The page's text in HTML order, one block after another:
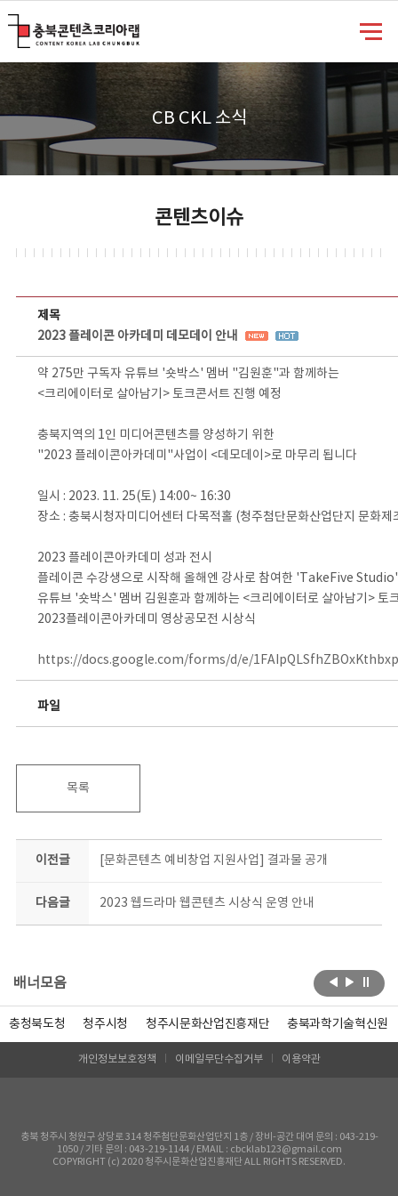
CB CKL 소식
콘텐츠이슈
제목
2023 플레이콘 아카데미 데모데이 안내
약 275만 구독자 유튜브 '숏박스' 멤버 "김원훈"과 함께하는
<크리에이터로 살아남기> 토크콘서트 진행 예정
충북지역의 1인 미디어콘텐츠를 양성하기 위한
"2023 플레이콘아카데미"사업이 <데모데이>로 마무리 됩니다
일시 : 2023. 11. 25(토) 14:00~ 16:30
장소 : 충북시청자미디어센터 다목적홀 (청주첨단문화산업단지 문화제
2023 플레이콘아카데미 성과 전시
플레이콘 수강생으로 시작해 올해엔 강사로 참여한 'TakeFive
유튜브 '숏박스' 멤버 김원훈과 함께하는 <크리에이터로 살아남기> 토
2023플레이콘아카데미 영상공모전 시상식
https://docs.google.com/forms/d/e/
파일
목록
이전글 [문화콘텐츠 예비창업 지원사업] 결과물 공개
다음글 2023 웹드라마 웹콘텐츠 시상식 운영 안내
배너모음
충청북도청 청주시청 청주시문화산업진흥재단 충북과학기술혁신원
개인정보보호정책 이메일무단수집거부 이용약관
충북 청주시 청원구 상당로 314 청주첨단문화산업단지 1층 / 장비-공간 대여 문의 : 043-219-
1050 / 기타 문의 : 043-219-1144 / EMAIL : cbcklab123@gmail.com
COPYRIGHT (c) 2020 청주시문화산업진흥재단 ALL RIGHTS RESERVED.